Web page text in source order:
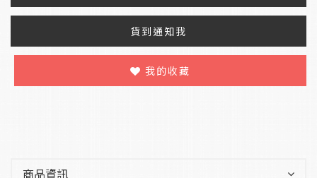
貨到通知我
我的收藏
商品資訊